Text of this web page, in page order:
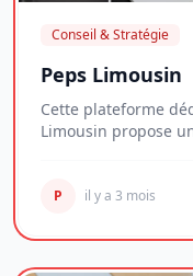
Conseil & Stratégie
Peps Limousin
Cette plateforme
Limousin propose
P il y a 3 mois